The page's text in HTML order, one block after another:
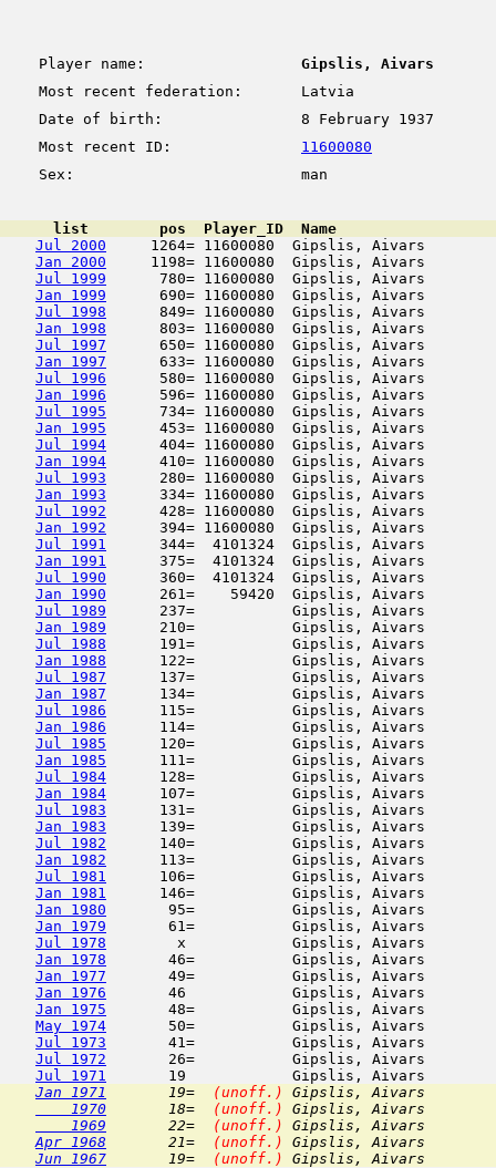
Player name:
Gipslis, Aivars
Most recent federation:
Latvia
Date of birth:
8 February 1937
Most recent ID:
11600080
Sex:
man
list        pos  Player_ID  Name
Jul 2000
1264= 11600080  Gipslis, Aivars
Jan 2000
1198= 11600080  Gipslis, Aivars
Jul 1999
780= 11600080  Gipslis, Aivars
Jan 1999
690= 11600080  Gipslis, Aivars
Jul 1998
849= 11600080  Gipslis, Aivars
Jan 1998
803= 11600080  Gipslis, Aivars
Jul 1997
650= 11600080  Gipslis, Aivars
Jan 1997
633= 11600080  Gipslis, Aivars
Jul 1996
580= 11600080  Gipslis, Aivars
Jan 1996
596= 11600080  Gipslis, Aivars
Jul 1995
734= 11600080  Gipslis, Aivars
Jan 1995
453= 11600080  Gipslis, Aivars
Jul 1994
404= 11600080  Gipslis, Aivars
Jan 1994
410= 11600080  Gipslis, Aivars
Jul 1993
280= 11600080  Gipslis, Aivars
Jan 1993
334= 11600080  Gipslis, Aivars
Jul 1992
428= 11600080  Gipslis, Aivars
Jan 1992
394= 11600080  Gipslis, Aivars
Jul 1991
344=  4101324  Gipslis, Aivars
Jan 1991
375=  4101324  Gipslis, Aivars
Jul 1990
360=  4101324  Gipslis, Aivars
Jan 1990
261=    59420  Gipslis, Aivars
Jul 1989
237=           Gipslis, Aivars
Jan 1989
210=           Gipslis,
Jul 1988
191=           Gipslis, Aivars
Jan 1988
122=           Gipslis, Aivars
Jul 1987
137=           Gipslis,
Jan 1987
134=           Gipslis,
Jul 1986
115=           Gipslis,
Jan 1986
114=           Gipslis, Aivars
Jul 1985
120=           Gipslis,
Jan 1985
111=           Gipslis, Aivars
Jul 1984
128=           Gipslis, Aivars
Jan 1984
107=           Gipslis, Aivars
Jul 1983
131=           Gipslis,
Jan 1983
139=           Gipslis,
Jul 1982
140=           Gipslis, Aivars
Jan 1982
113=           Gipslis, Aivars
Jul 1981
106=           Gipslis, Aivars
Jan 1981
146=           Gipslis, Aivars
Jan 1980
95=           Gipslis, Aivars
Jan 1979
61=           Gipslis, Aivars
Jul 1978
x            Gipslis,
Jan 1978
46=           Gipslis, Aivars
Jan 1977
49=           Gipslis,
Jan 1976
46            Gipslis, Aivars
Jan 1975
48=           Gipslis,
May 1974
50=           Gipslis, Aivars
Jul 1973
41=           Gipslis, Aivars
Jul 1972
26=           Gipslis, Aivars
Jul 1971
Jan 1971
       19=
(unoff.)
Gipslis,
    1970
       18=
(unoff.)
Gipslis,
    1969
       22=
(unoff.)
Gipslis,
Apr 1968
       21=
(unoff.)
Gipslis,
Jun 1967
       19=
(unoff.) Gipslis,